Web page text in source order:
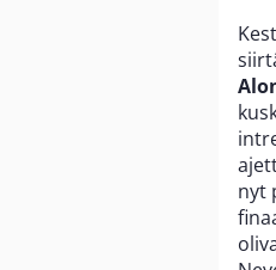
nyt